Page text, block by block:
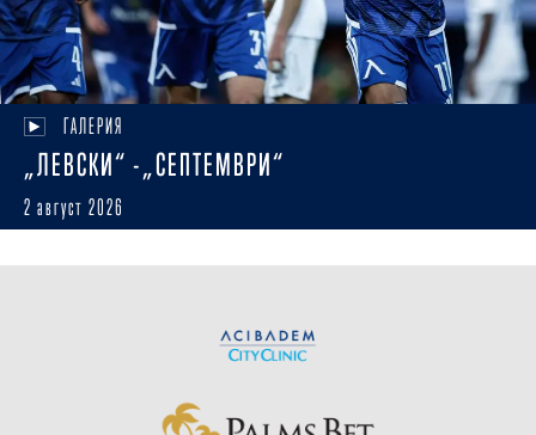
ГАЛЕРИЯ
„ЛЕВСКИ“ -„СЕПТЕМВРИ“
2 август 2026